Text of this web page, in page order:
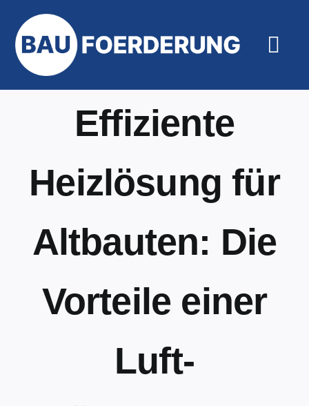
Inhalt
springen
Effiziente
Heizlösung für
Altbauten: Die
Vorteile einer
Luft-